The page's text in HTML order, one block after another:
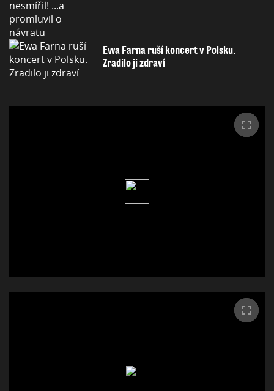
Ewa Farna ruší koncert v Polsku.
Zradilo ji zdraví